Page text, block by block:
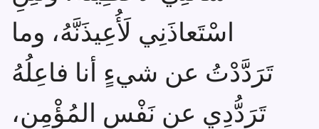
اسْتَعاذَنِي لَأُعِيذَنَّهُ، وما
تَرَدَّدْتُ عن شيءٍ أنا فاعِلُهُ
تَرَدُّدِي عن نَفْسِ المُؤْمِنِ،